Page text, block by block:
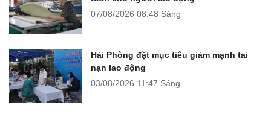
07/08/2026 08:48 Sáng
Hải Phòng đặt mục tiêu giảm mạnh tai
nạn lao động
03/08/2026 11:47 Sáng